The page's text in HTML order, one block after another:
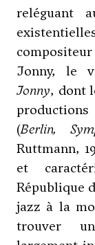
reléguant
Jonny, le
Jonny, dont
productions
(Berlin,
Ruttmann,
et
République
jazz à la
trouver